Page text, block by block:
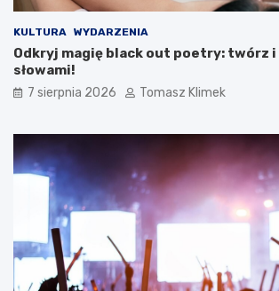
KULTURA WYDARZENIA
Odkryj magię black out poetry: twórz i
słowami!
7 sierpnia 2026 Tomasz Klimek